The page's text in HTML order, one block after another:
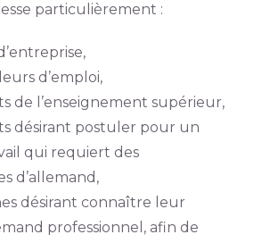
particulièrement :
d’emploi,
de l’enseignement supérieur,
désirant postuler pour un
qui requiert des
d’allemand,
désirant connaître leur
professionnel, afin de